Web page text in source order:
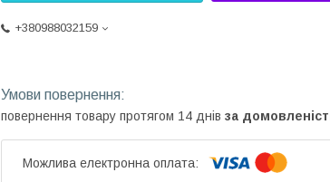
+380988032159
повернення товару протягом 14 днів за